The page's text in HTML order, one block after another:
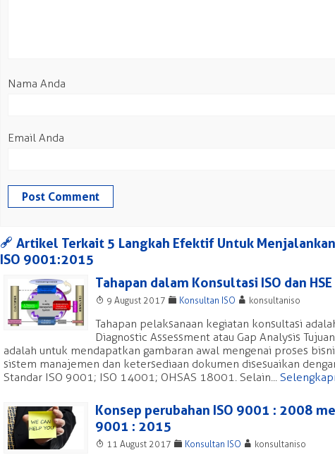
Nama Anda
Email Anda
a Artikel Terkait 5 Langkah Efektif Untuk
ISO 9001:2015
Tahapan dalam Konsultasi ISO dan HSE
T 9 August 2017 F Konsultan ISO A konsultaniso
Tahapan pelaksanaan kegiatan konsultasi
Diagnostic Assessment atau Gap Analysis
adalah untuk mendapatkan gambaran awal mengenai proses
sistem manajemen dan ketersediaan dokumen disesuaikan
Standar ISO 9001; ISO 14001; OHSAS 18001. Selain...
Konsep perubahan ISO 9001 : 2008
9001 : 2015
T 11 August 2017 F Konsultan ISO A konsultaniso